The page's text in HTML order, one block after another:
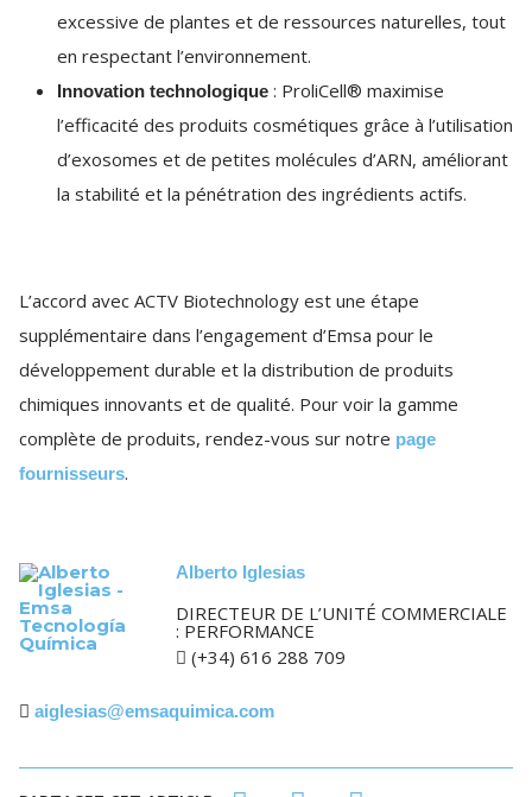
excessive de plantes et de ressources naturelles, tout
en respectant l’environnement.
Innovation technologique : ProliCell® maximise
l’efficacité des produits cosmétiques grâce à l’utilisation
d’exosomes et de petites molécules d’ARN, améliorant
la stabilité et la pénétration des ingrédients actifs.
L’accord avec ACTV Biotechnology est une étape
supplémentaire dans l’engagement d’Emsa pour le
développement durable et la distribution de produits
chimiques innovants et de qualité. Pour voir la gamme
complète de produits, rendez-vous sur notre page
fournisseurs.
Alberto Iglesias
DIRECTEUR DE L’UNITÉ COMMERCIALE
: PERFORMANCE
(+34) 616 288 709
aiglesias@emsaquimica.com